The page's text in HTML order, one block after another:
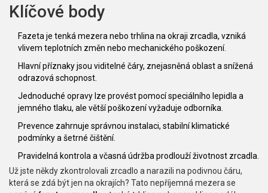
Klíčové body
Fazeta je tenká mezera nebo trhlina na okraji zrcadla, vzniká
vlivem teplotních změn nebo mechanického poškození.
Hlavní příznaky jsou viditelné čáry, znejasněná oblast a snížená
odrazová schopnost.
Jednoduché opravy lze provést pomocí speciálního lepidla a
jemného tlaku, ale větší poškození vyžaduje odborníka.
Prevence zahrnuje správnou instalaci, stabilní klimatické
podmínky a šetrné čištění.
Pravidelná kontrola a včasná údržba prodlouží životnost zrcadla.
Už jste někdy zkontrolovali zrcadlo a narazili na podivnou čáru,
která se zdá být jen na okrajích? Tato nepříjemná mezera se